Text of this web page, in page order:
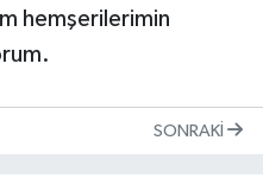
hemşerilerimin
SONRAKI